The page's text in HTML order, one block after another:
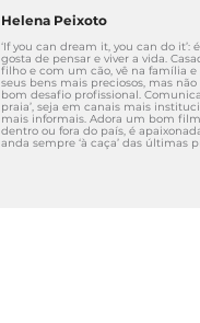
Helena Peixoto
‘If you can dream it, you can do it’:
gosta de pensar e viver a vida.
filho e com um cão, vê na família e
seus bens mais preciosos, mas
bom desafio profissional.
praia’, seja em canais mais
mais informais. Adora um bom
dentro ou fora do país, é
anda sempre ‘à caça’ das últimas